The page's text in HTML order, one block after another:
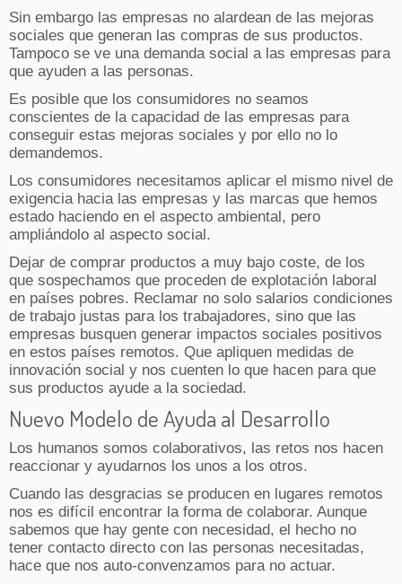
Sin embargo las empresas no alardean de las mejoras
sociales que generan las compras de sus productos.
Tampoco se ve una demanda social a las empresas para
que ayuden a las personas.
Es posible que los consumidores no seamos
conscientes de la capacidad de las empresas para
conseguir estas mejoras sociales y por ello no lo
demandemos.
Los consumidores necesitamos aplicar el mismo nivel de
exigencia hacia las empresas y las marcas que hemos
estado haciendo en el aspecto ambiental, pero
ampliándolo al aspecto social.
Dejar de comprar productos a muy bajo coste, de los
que sospechamos que proceden de explotación laboral
en países pobres. Reclamar no solo salarios condiciones
de trabajo justas para los trabajadores, sino que las
empresas busquen generar impactos sociales positivos
en estos países remotos. Que apliquen medidas de
innovación social y nos cuenten lo que hacen para que
sus productos ayude a la sociedad.
Nuevo Modelo de Ayuda al Desarrollo
Los humanos somos colaborativos, las retos nos hacen
reaccionar y ayudarnos los unos a los otros.
Cuando las desgracias se producen en lugares remotos
nos es difícil encontrar la forma de colaborar. Aunque
sabemos que hay gente con necesidad, el hecho no
tener contacto directo con las personas necesitadas,
hace que nos auto-convenzamos para no actuar.